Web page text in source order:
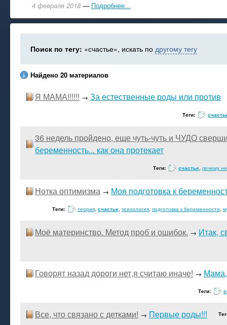
4 февраля 2018 — Подробнее...
Поиск по тегу: «счастье», искать по другому тегу
Найдено 20 материалов
Я МАМА!!!!!! → За естественные роды или против
Теги:
36 недель пройдено, еще чуть-чуть и ЧУДО
беременность... как она протекает
Теги: счастье, почему
Нотка оптимизма → Моя подготовка к
Теги: теория, счастье, психология, подготовка к беременности,
Моё материнство. Метод проб и ошибок. → Итак,
Говорят назад дороги нет,я считаю иначе! →
Теги:
Все, что связано с детками! → Первые роды!!!